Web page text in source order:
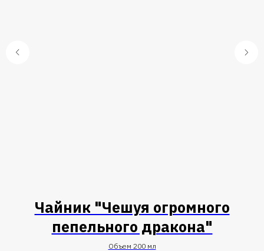
Чайник "Чешуя огромного
пепельного дракона"
Объем 200 мл